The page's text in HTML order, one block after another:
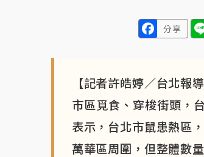
分享
【記者許皓婷／台北報
市區覓食、穿梭街頭，
表示，台北市鼠患熱區
萬華區周圍，但整體數